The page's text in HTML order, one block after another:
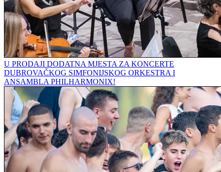
U PRODAJI DODATNA MJESTA ZA KONCERTE
DUBROVAČKOG SIMFONIJSKOG ORKESTRA I
ANSAMBLA PHILHARMONIX!